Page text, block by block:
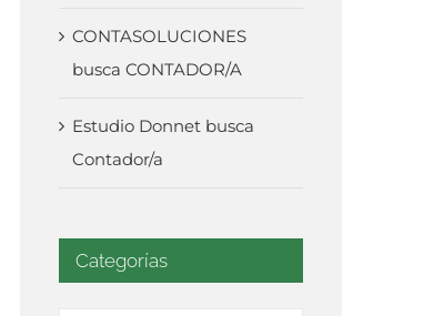
CONTASOLUCIONES
busca CONTADOR/A
Estudio Donnet busca
Contador/a
Categorías